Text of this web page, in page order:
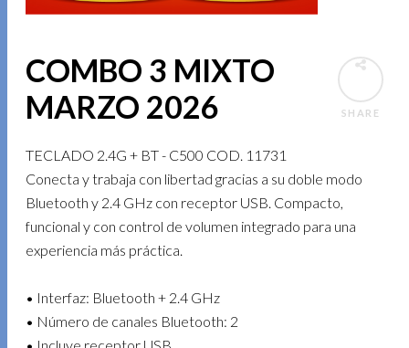
SHARE
COMBO 3 MIXTO
MARZO 2026
TECLADO 2.4G + BT - C500 COD. 11731
Conecta y trabaja con libertad gracias a su doble modo
Bluetooth y 2.4 GHz con receptor USB. Compacto,
funcional y con control de volumen integrado para una
experiencia más práctica.
• Interfaz: Bluetooth + 2.4 GHz
• Número de canales Bluetooth: 2
• Incluye receptor USB